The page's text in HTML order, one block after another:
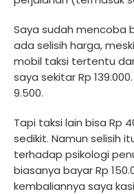
Saya sudah mencoba
ada selisih harga,
mobil taksi tertentu
saya sekitar Rp
9.500.
Tapi taksi lain bisa Rp
sedikit. Namun selisih
terhadap psikologi
biasanya bayar Rp
kembaliannya saya